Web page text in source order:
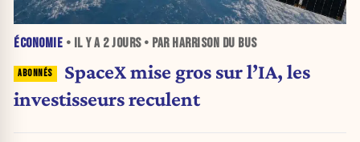
ÉCONOMIE • IL Y A 2 JOURS• PAR HARRISON DU BUS
SpaceX mise gros sur l’IA, les
investisseurs reculent